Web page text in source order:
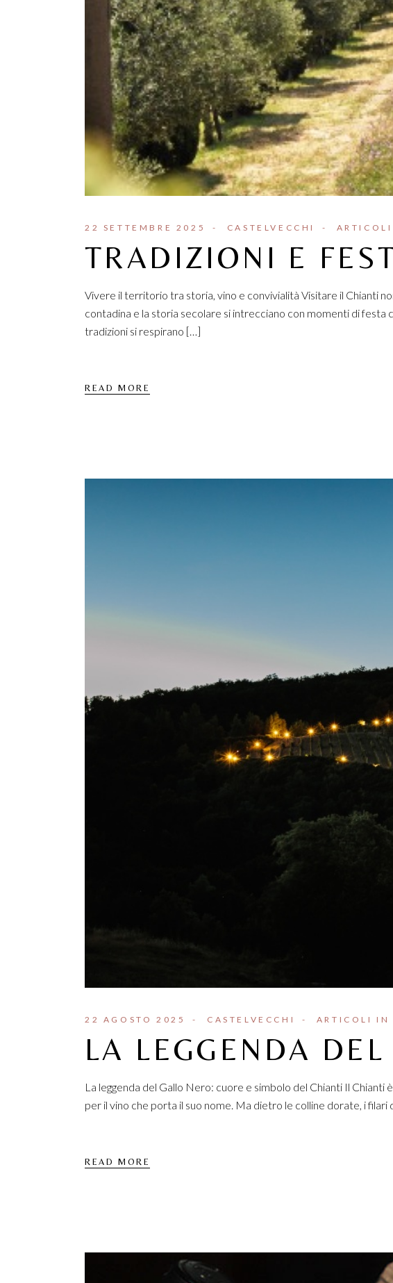
22 SETTEMBRE 2025 CASTELVECCHI
TRADIZIONI E
Vivere il territorio tra storia, vino e convivialità Visitare il Chianti
contadina e la storia secolare si intrecciano con momenti di festa
tradizioni si respirano […]
READ MORE
22 AGOSTO 2025 CASTELVECCHI ARTICOLI IN
LA LEGGENDA
La leggenda del Gallo Nero: cuore e simbolo del Chianti Il
per il vino che porta il suo nome. Ma dietro le colline dorate, i
READ MORE